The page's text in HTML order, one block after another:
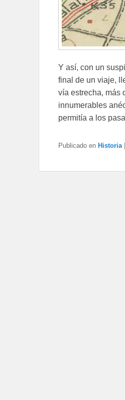
Y así, con un
final de un viaje,
vía estrecha, más
innumerables
permitía a los
Publicado en Historia